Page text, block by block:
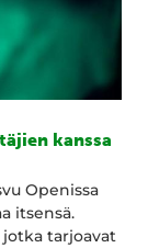
kanssa
Openissa
itsensä.
tarjoavat